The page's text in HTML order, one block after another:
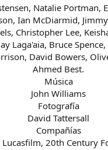
Natalie Portman,
Ian McDiarmid,
Christopher Lee,
Laga'aia, Bruce
David Bowers,
Ahmed Best.
Música
John Williams
Fotografía
David Tattersall
Compañías
Lucasfilm, 20th Century